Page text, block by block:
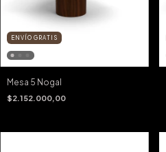
ENVÍO GRATIS
Mesa 5 Nogal
$2.152.000,00